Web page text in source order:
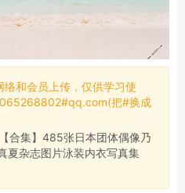
和会员上传，仅供学习使
把#换成
【合集】485张日本团体偶像乃
夏杂志图片泳装内衣写真集